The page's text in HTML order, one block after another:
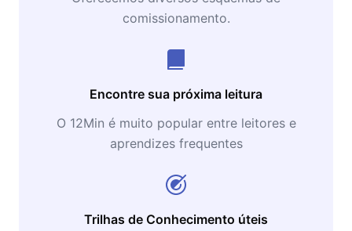
comissionamento.
Encontre sua próxima leitura
O 12Min é muito popular entre leitores e
aprendizes frequentes
Trilhas de Conhecimento úteis